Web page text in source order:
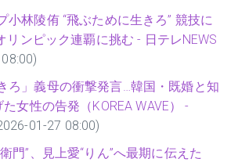
小林陵侑 “飛ぶために生きろ” 競技に
リンピック連覇に挑む - 日テレNEWS
ろ」義母の衝撃発言…韓国・既婚と知
女性の告発（KOREA WAVE） -
01-27 08:00)
門”、見上愛“りん”へ最期に伝えた